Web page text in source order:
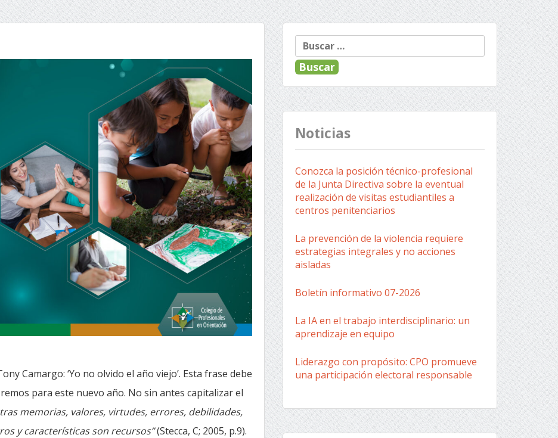
Camargo: ‘Yo no olvido el año viejo’. Esta frase debe
para este nuevo año. No sin antes capitalizar el
memorias, valores, virtudes, errores, debilidades,
y características son recursos”(Stecca, C; 2005, p.9).
Buscar:
Noticias
Conozca la posición técnico-profesional
de la Junta Directiva sobre la eventual
realización de visitas estudiantiles a
centros penitenciarios
La prevención de la violencia requiere
estrategias integrales y no acciones
aisladas
Boletín informativo 07-2026
La IA en el trabajo interdisciplinario: un
aprendizaje en equipo
Liderazgo con propósito: CPO promueve
una participación electoral responsable